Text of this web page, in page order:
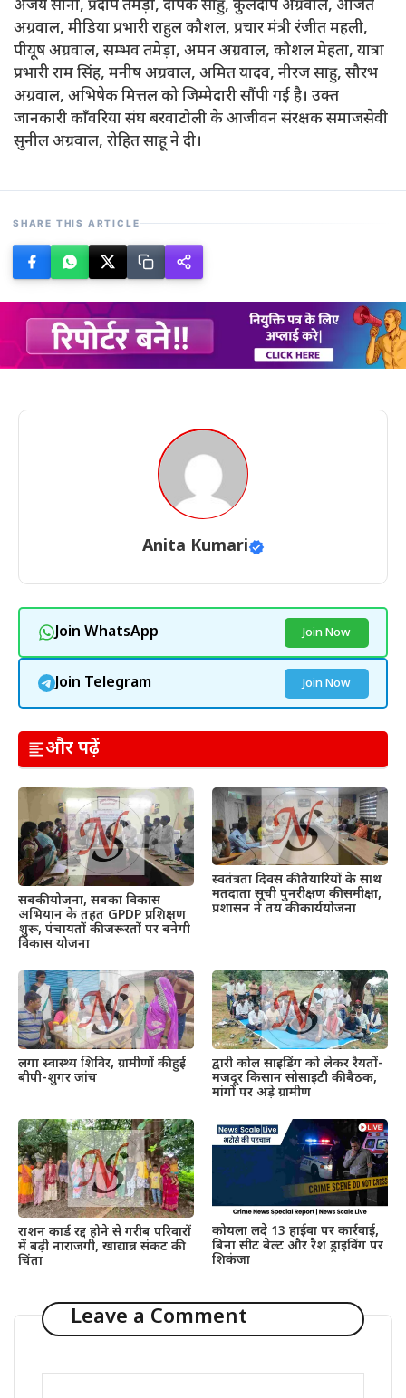
अजय सोनी, प्रदीप तमेड़ा, दीपक साहु, कुलदीप अग्रवाल, अजित
अग्रवाल, मीडिया प्रभारी राहुल कौशल, प्रचार मंत्री रंजीत महली,
पीयूष अग्रवाल, सम्भव तमेड़ा, अमन अग्रवाल, कौशल मेहता, यात्रा
प्रभारी राम सिंह, मनीष अग्रवाल, अमित यादव, नीरज साहु, सौरभ
अग्रवाल, अभिषेक मित्तल को जिम्मेदारी सौंपी गई है। उक्त
जानकारी काँवरिया संघ बरवाटोली के आजीवन संरक्षक समाजसेवी
सुनील अग्रवाल, रोहित साहू ने दी।
SHARE THIS ARTICLE
Anita Kumari
Join WhatsApp Join Now
Join Telegram Join Now
और पढ़ें
सबकी योजना, सबका विकास
अभियान के तहत GPDP प्रशिक्षण
शुरू, पंचायतों की जरूरतों पर बनेगी
विकास योजना
स्वतंत्रता दिवस की तैयारियों के साथ
मतदाता सूची पुनरीक्षण की समीक्षा,
प्रशासन ने तय की कार्ययोजना
लगा स्वास्थ्य शिविर, ग्रामीणों की हुई
बीपी-शुगर जांच
द्वारी कोल साइडिंग को लेकर रैयतों-
मजदूर किसान सोसाइटी की बैठक,
मांगों पर अड़े ग्रामीण
राशन कार्ड रद्द होने से गरीब परिवारों
में बढ़ी नाराजगी, खाद्यान्न संकट की
चिंता
कोयला लदे 13 हाईवा पर कार्रवाई,
बिना सीट बेल्ट और रैश ड्राइविंग पर
शिकंजा
Leave a Comment